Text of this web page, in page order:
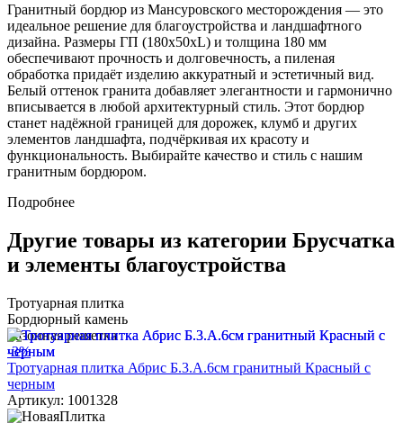
Гранитный бордюр из Мансуровского месторождения — это
идеальное решение для благоустройства и ландшафтного
дизайна. Размеры ГП (180x50xL) и толщина 180 мм
обеспечивают прочность и долговечность, а пиленая
обработка придаёт изделию аккуратный и эстетичный вид.
Белый оттенок гранита добавляет элегантности и гармонично
вписывается в любой архитектурный стиль. Этот бордюр
станет надёжной границей для дорожек, клумб и других
элементов ландшафта, подчёркивая их красоту и
функциональность. Выбирайте качество и стиль с нашим
гранитным бордюром.
Подробнее
Другие товары из категории Брусчатка
и элементы благоустройства
Тротуарная плитка
Бордюрный камень
Газонная решетка
-3%
Тротуарная плитка Абрис Б.3.А.6см гранитный Красный с
черным
Артикул: 1001328